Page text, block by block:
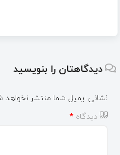
دیدگاهتان را بنویسید
نشانی ایمیل شما منتشر نخواهد
دیدگاه *